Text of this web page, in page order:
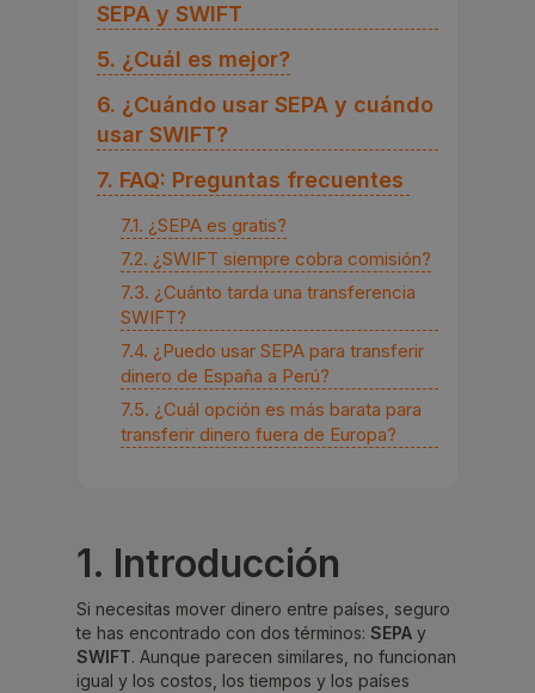
SEPA y SWIFT
5. ¿Cuál es mejor?
6. ¿Cuándo usar SEPA y cuándo
usar SWIFT?
7. FAQ: Preguntas frecuentes
7.1. ¿SEPA es gratis?
7.2. ¿SWIFT siempre cobra comisión?
7.3. ¿Cuánto tarda una transferencia
SWIFT?
7.4. ¿Puedo usar SEPA para transferir
dinero de España a Perú?
7.5. ¿Cuál opción es más barata para
transferir dinero fuera de Europa?
1. Introducción
Si necesitas mover dinero entre países, seguro
te has encontrado con dos términos: SEPA y
SWIFT. Aunque parecen similares, no funcionan
igual y los costos, los tiempos y los países